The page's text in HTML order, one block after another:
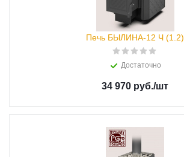
Печь БЫЛИНА-12 Ч (1.2)
Достаточно
34 970 руб./шт